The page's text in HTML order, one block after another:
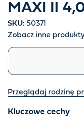
MAXI II
SKU: 50371
Zobacz inne
Podobne produkty
Przeglądaj rodzinę
Kluczowe cechy